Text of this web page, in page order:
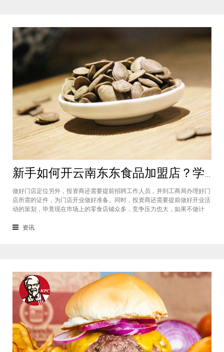
新手如何开云南东东食品加盟店？学会这几点即可轻松开店
做好门店定位另外，投资商还需要提前招聘工作人员，并到工商局办理好门
店所需的证件，为门店开业做好准备。同时，投资商还需要提前做好开业活
动的策划，毕竟现在市场上的零食店铺众多，竞争压力也大，如果不做计
东东食品加盟店？投资商需要先确定好门店定位，然后需要从总部了解进货
资讯